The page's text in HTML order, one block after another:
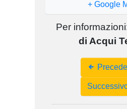
+ Google
Per
di Acqui
Navigation